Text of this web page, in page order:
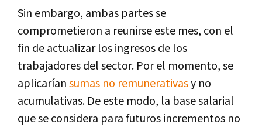
Sin embargo, ambas partes se
comprometieron a reunirse este mes, con el
fin de actualizar los ingresos de los
trabajadores del sector. Por el momento, se
aplicaríansumas no remunerativasy no
acumulativas. De este modo, la base salarial
que se considera para futuros incrementos no